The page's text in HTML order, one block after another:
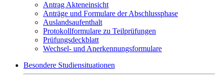
Antrag Akteneinsicht
Anträge und Formulare der Abschlussphase
Auslandsaufenthalt
Protokollformulare zu Teilprüfungen
Prüfungsdeckblatt
Wechsel- und Anerkennungsformulare
Besondere Studiensituationen